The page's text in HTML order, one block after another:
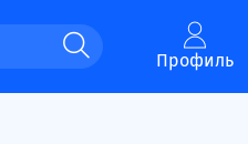
Профиль